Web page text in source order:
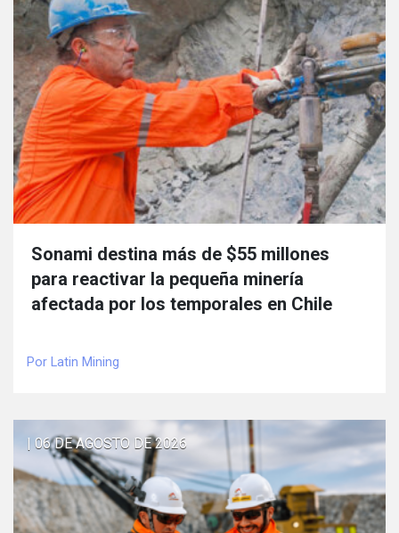
Sonami destina más de $55 millones
para reactivar la pequeña minería
afectada por los temporales en Chile
Por Latin Mining
| 06 DE AGOSTO DE 2026